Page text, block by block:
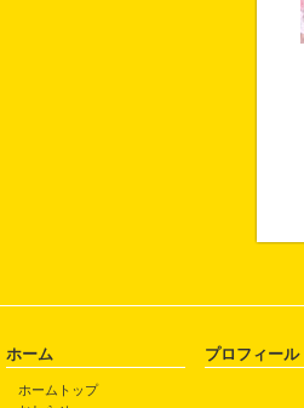
ホーム
ホームトップ
プロフィール